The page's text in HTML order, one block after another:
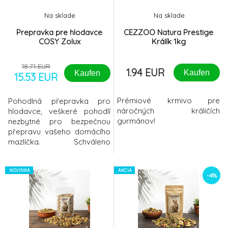
listu Zolux
2.57 EUR
Barevný tunel pro hlodavce 18/130cm
Prepravka pre hlodavce
COSY Zolux
Na sklade
18.71 EUR
15.53 EUR Kaufen
Pohodlná přepravka pro
hlodavce, veškeré pohodlí
nezbytné pro bezpečnou
přepravu vašeho domácího
mazlíčka. Schváleno
PRAKTICKÁ UCHAUcha se
snadno složí dolů, což
zjednoduší
skladování.PRŮHLEDNÉ
VÍKONa svého mazlíčka
uvidíte a bude k němu
CEZZOO Natura Prestige
Králík 1kg
Na sklade
1.94 EUR Kaufen
Prémiové krmivo pre
náročných králičích
gurmánov!
NOVINKA AKCIA
-4%